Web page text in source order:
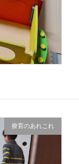
療育のあれこれ